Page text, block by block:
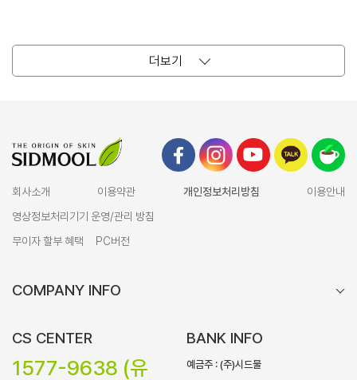
더보기
회사소개 이용약관 개인정보처리방침
이용안내
영상정보처리기기 운영/관리 방침
무이자 할부 혜택
PC버전
COMPANY INFO
CS CENTER
1577-9638 (유
BANK INFO
예금주 : (주)시드물